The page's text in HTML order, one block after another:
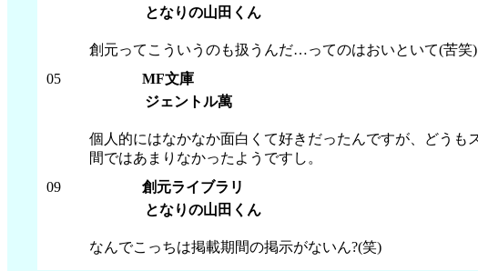
となりの山田くん
創元ってこういうのも扱うんだ…ってのはおいといて(苦
05
MF文庫
ジェントル萬
個人的にはなかなか面白くて好きだったんですが、どう
間ではあまりなかったようですし。
09
創元ライブラリ
となりの山田くん
なんでこっちは掲載期間の掲示がないん?(笑)